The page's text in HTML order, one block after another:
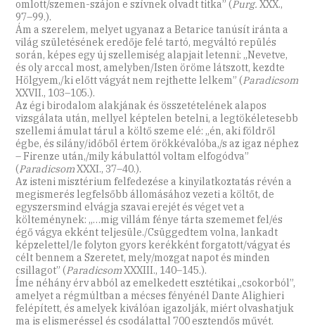
omlott/szemen-szájon e szívnek olvadt titka” (Purg.XXX.,
97–99.).
Ám a szerelem, melyet ugyanaz a Betarice tanúsít iránta a
világ születésének eredője felé tartó, megváltó repülés
során, képes egy új szellemiség alapjait letenni: „Nevetve,
és oly arccal most, amelyben/Isten öröme látszott, kezdte
Hölgyem,/ki előtt vágyát nem rejthette lelkem” (Paradicsom
XXVII., 103–105.).
Az égi birodalom alakjának és összetételének alapos
vizsgálata után, mellyel képtelen betelni, a legtökéletesebb
szellemi ámulat tárul a költő szeme elé: „én, aki földről
égbe, és silány/időből értem örökkévalóba,/s az igaz néphez
– Firenze után,/mily kábulattól voltam elfogódva”
(ParadicsomXXXI., 37–40.).
Az isteni misztérium felfedezése a kinyilatkoztatás révén a
megismerés legfelsőbb állomásához vezeti a költőt, de
egyszersmind elvágja szavai erejét és véget vet a
költeménynek: „…mig villám fénye tárta szememet fel/és
égő vágya ekként teljesüle./Csüggedtem volna, lankadt
képzelettel/le folyton gyors kerékként forgatott/vágyat és
célt bennem a Szeretet, mely/mozgat napot és minden
csillagot” (ParadicsomXXXIII., 140–145.).
Íme néhány érv abból az emelkedett esztétikai „csokorból”,
amelyet a régmúltban a mécses fényénél Dante Alighieri
felépített, és amelyek kiválóan igazolják, miért olvashatjuk
ma is elismeréssel és csodálattal 700 esztendős művét.